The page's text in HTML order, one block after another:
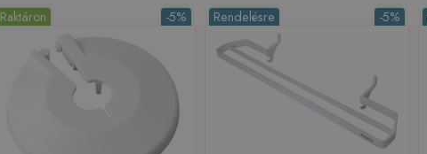
-5%
Raktáron -5%
Rendelésre